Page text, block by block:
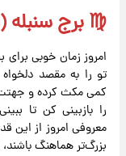
♍️ برج سنبله
امروز زمان خوبی
تو را به مقصد
کمی مکث کرده و جهتت
را بازبینی کن تا
معروفی امروز از این
بزرگ‌تر هماهنگ